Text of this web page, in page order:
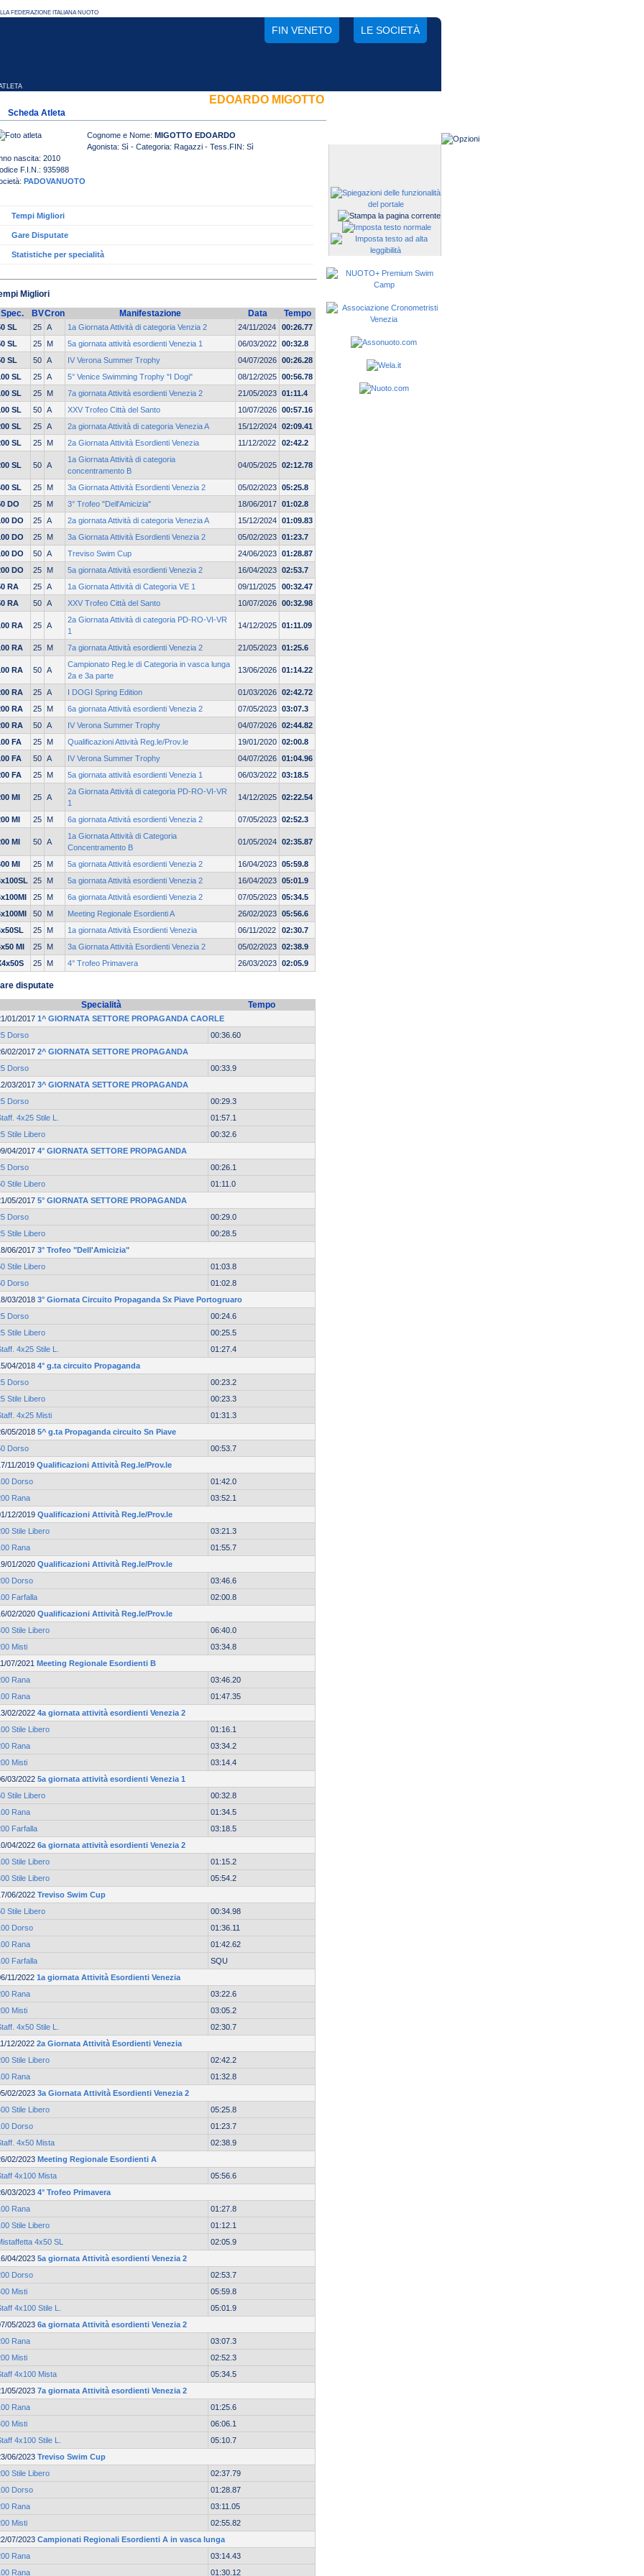
FIN VENETO LE SOCIETÀ
EDOARDO MIGOTTO
Scheda Atleta
Cognome e Nome: MIGOTTO EDOARDO
Agonista: Sì - Categoria: Ragazzi - Tess.FIN: Sì
nascita: 2010
F.I.N.: 935988
PADOVANUOTO
Tempi Migliori
Gare Disputate
Statistiche per specialità
Migliori
Spec.
BVCron Manifestazione Data Tempo
SL 25 A 1a Giornata Attività di categoria Venzia 2 24/11/2024
00:26.77
SL
25 M 5a giornata attività esordienti Venezia 1 06/03/2022 00:32.8
SL
50 A IV Verona Summer Trophy 04/07/2026 00:26.28
SL
25 A 5° Venice Swimming Trophy "I Dogi" 08/12/2025 00:56.78
SL
25 M 7a giornata Attività esordienti Venezia 2 21/05/2023 01:11.4
SL
50 A XXV Trofeo Città del Santo 10/07/2026 00:57.16
SL
25 A 2a giornata Attività di categoria Venezia A 15/12/2024 02:09.41
SL
25 M 2a Giornata Attività Esordienti Venezia 11/12/2022 02:42.2
SL 50 A
1a Giornata Attività di categoria
concentramento B
04/05/2025 02:12.78
SL 25 M 3a Giornata Attività Esordienti Venezia 2 05/02/2023 05:25.8
DO
25 M 3° Trofeo "Dell'Amicizia" 18/06/2017 01:02.8
DO
25 A 2a giornata Attività di categoria Venezia A 15/12/2024 01:09.83
DO
25 M 3a Giornata Attività Esordienti Venezia 2 05/02/2023 01:23.7
DO
50 A Treviso Swim Cup 24/06/2023 01:28.87
DO
25 M 5a giornata Attività esordienti Venezia 2 16/04/2023 02:53.7
RA
25 A 1a Giornata Attività di Categoria VE 1 09/11/2025
00:32.47
RA
50 A XXV Trofeo Città del Santo 10/07/2026 00:32.98
RA 25 A
2a Giornata Attività di categoria PD-RO-VI-VR
1
14/12/2025 01:11.09
RA 25 M 7a giornata Attività esordienti Venezia 2 21/05/2023 01:25.6
RA 50 A
Campionato Reg.le di Categoria in vasca lunga
2a e 3a parte
13/06/2026 01:14.22
RA 25 A I DOGI Spring Edition 01/03/2026 02:42.72
RA
25 M 6a giornata Attività esordienti Venezia 2 07/05/2023 03:07.3
RA
50 A IV Verona Summer Trophy 04/07/2026 02:44.82
FA
25 M Qualificazioni Attività Reg.le/Prov.le 19/01/2020 02:00.8
FA
50 A IV Verona Summer Trophy 04/07/2026 01:04.96
FA
25 M 5a giornata attività esordienti Venezia 1 06/03/2022 03:18.5
MI 25 A
2a Giornata Attività di categoria PD-RO-VI-VR
1
14/12/2025 02:22.54
MI 25 M 6a giornata Attività esordienti Venezia 2 07/05/2023 02:52.3
MI 50 A
1a Giornata Attività di Categoria
Concentramento B
01/05/2024 02:35.87
MI 25 M 5a giornata Attività esordienti Venezia 2 16/04/2023 05:59.8
25 M 5a giornata Attività esordienti Venezia 2 16/04/2023 05:01.9
25 M 6a giornata Attività esordienti Venezia 2 07/05/2023 05:34.5
50 M Meeting Regionale Esordienti A 26/02/2023 05:56.6
25 M 1a giornata Attività Esordienti Venezia 06/11/2022
02:30.7
MI
25 M 3a Giornata Attività Esordienti Venezia 2 05/02/2023 02:38.9
25 M 4° Trofeo Primavera 26/03/2023 02:05.9
disputate
Specialità
Tempo
01/2017 1^ GIORNATA SETTORE PROPAGANDA CAORLE
Dorso
00:36.60
02/2017 2^ GIORNATA SETTORE PROPAGANDA
Dorso
00:33.9
03/2017 3^ GIORNATA SETTORE PROPAGANDA
Dorso
00:29.3
4x25 Stile L.
01:57.1
Stile Libero
00:32.6
04/2017 4° GIORNATA SETTORE PROPAGANDA
Dorso
00:26.1
Stile Libero
01:11.0
05/2017 5° GIORNATA SETTORE PROPAGANDA
Dorso
00:29.0
Stile Libero
00:28.5
06/2017 3° Trofeo "Dell'Amicizia"
Stile Libero
01:03.8
Dorso
01:02.8
03/2018 3° Giornata Circuito Propaganda Sx Piave Portogruaro
Dorso
00:24.6
Stile Libero
00:25.5
4x25 Stile L.
01:27.4
04/2018 4° g.ta circuito Propaganda
Dorso
00:23.2
Stile Libero
00:23.3
4x25 Misti
01:31.3
05/2018 5^ g.ta Propaganda circuito Sn Piave
Dorso
00:53.7
11/2019 Qualificazioni Attività Reg.le/Prov.le
Dorso
01:42.0
Rana
03:52.1
12/2019 Qualificazioni Attività Reg.le/Prov.le
Stile Libero
03:21.3
Rana
01:55.7
01/2020 Qualificazioni Attività Reg.le/Prov.le
Dorso
03:46.6
Farfalla
02:00.8
02/2020 Qualificazioni Attività Reg.le/Prov.le
Stile Libero
06:40.0
Misti
03:34.8
07/2021 Meeting Regionale Esordienti B
Rana
03:46.20
Rana
01:47.35
02/2022 4a giornata attività esordienti Venezia 2
Stile Libero
01:16.1
Rana
03:34.2
Misti
03:14.4
03/2022 5a giornata attività esordienti Venezia 1
Stile Libero
00:32.8
Rana
01:34.5
Farfalla
03:18.5
04/2022 6a giornata attività esordienti Venezia 2
Stile Libero
01:15.2
Stile Libero
05:54.2
06/2022 Treviso Swim Cup
Stile Libero
00:34.98
Dorso
01:36.11
Rana
01:42.62
Farfalla
SQU
11/2022 1a giornata Attività Esordienti Venezia
Rana
03:22.6
Misti
03:05.2
4x50 Stile L.
02:30.7
12/2022 2a Giornata Attività Esordienti Venezia
Stile Libero
02:42.2
Rana
01:32.8
02/2023 3a Giornata Attività Esordienti Venezia 2
Stile Libero
05:25.8
Dorso
01:23.7
4x50 Mista
02:38.9
02/2023 Meeting Regionale Esordienti A
4x100 Mista
05:56.6
03/2023 4° Trofeo Primavera
Rana
01:27.8
Stile Libero
01:12.1
4x50 SL
02:05.9
04/2023 5a giornata Attività esordienti Venezia 2
Dorso
02:53.7
Misti
05:59.8
4x100 Stile L.
05:01.9
05/2023 6a giornata Attività esordienti Venezia 2
Rana
03:07.3
Misti
02:52.3
4x100 Mista
05:34.5
05/2023 7a giornata Attività esordienti Venezia 2
Rana
01:25.6
Misti
06:06.1
4x100 Stile L.
05:10.7
06/2023 Treviso Swim Cup
Stile Libero
02:37.79
Dorso
01:28.87
Rana
03:11.05
Misti
02:55.82
07/2023 Campionati Regionali Esordienti A in vasca lunga
Rana
03:14.43
Rana
01:30.12